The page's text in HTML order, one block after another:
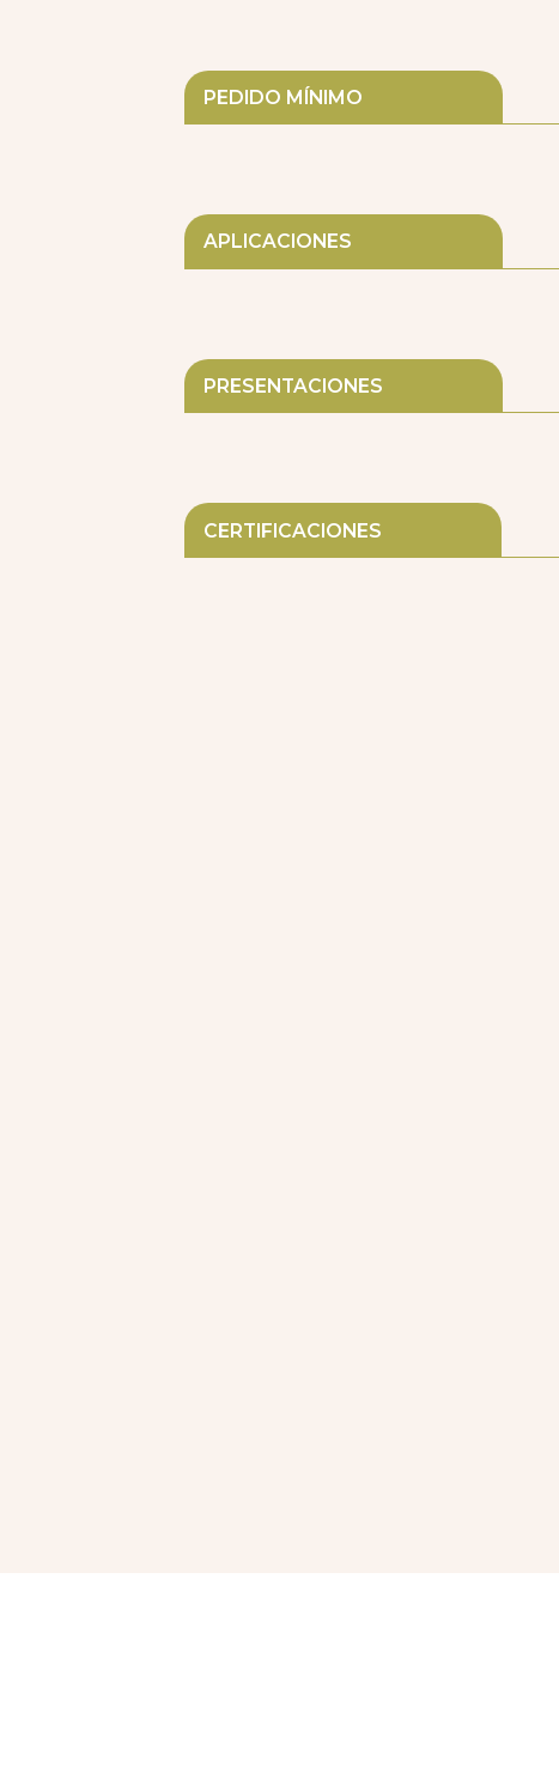
PEDIDO MÍNIMO
APLICACIONES
PRESENTACIONES
CERTIFICACIONES